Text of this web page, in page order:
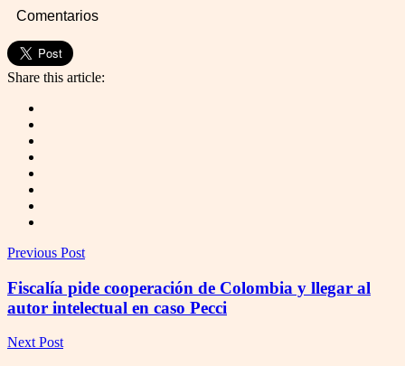
Comentarios
Share this article:
Previous Post
Fiscalía pide cooperación de Colombia y llegar al
autor intelectual en caso Pecci
Next Post